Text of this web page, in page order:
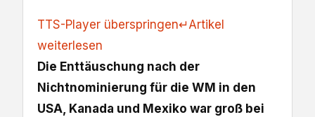
TTS-Player überspringen↵Artikel
weiterlesen
Die Enttäuschung nach der
Nichtnominierung für die WM in den
USA, Kanada und Mexiko war groß bei